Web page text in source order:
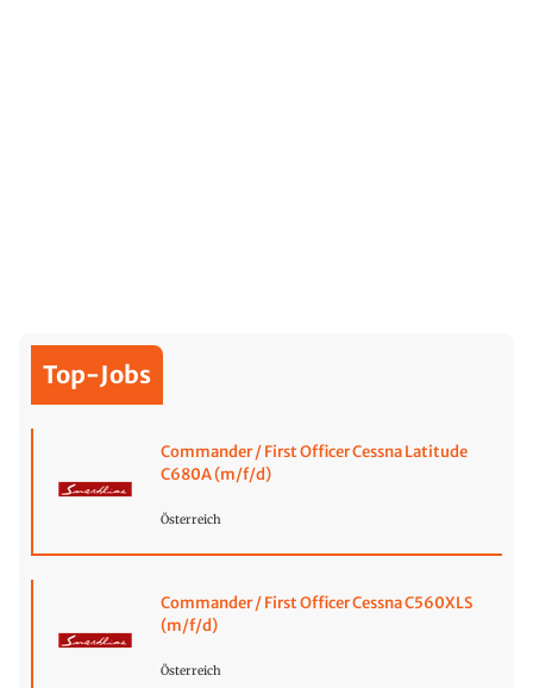
Top-Jobs
Commander / First Officer Cessna Latitude
C680A (m/f/d)
Österreich
Commander / First Officer Cessna C560XLS
(m/f/d)
Österreich